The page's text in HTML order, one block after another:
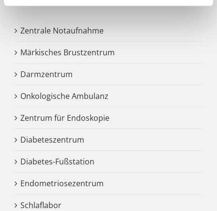
Zentrale Notaufnahme
Märkisches Brustzentrum
Darmzentrum
Onkologische Ambulanz
Zentrum für Endoskopie
Diabeteszentrum
Diabetes-Fußstation
Endometriosezentrum
Schlaflabor